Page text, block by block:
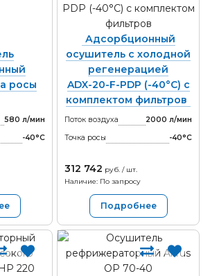
росы
580 л/мин
-40°С
Адсорбционный
осушитель с холодной
регенерацией
ADX-20-F-PDP (-40°С) с
комплектом фильтров
Поток воздуха
2000 л/мин
Точка росы
-40°С
312 742 руб. / шт.
Наличие: По запросу
Подробнее